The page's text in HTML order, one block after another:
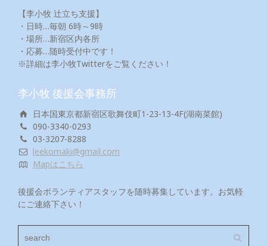
【李小牧 辻立ち支援】
・日時…毎朝 6時～9時
・場所…新宿区内各所
・応募…随時受付中です！
※詳細は李小牧Twitterをご覧ください！
李小牧 後援会事務所
日本国東京都新宿区歌舞伎町1-23-13-4F(湖南菜館)
090-3340-0293
03-3207-8288
leekomaki@gmail.com
Mapはこちら
後援会ボランティアスタッフを随時募集しています。お気軽
にご連絡下さい！